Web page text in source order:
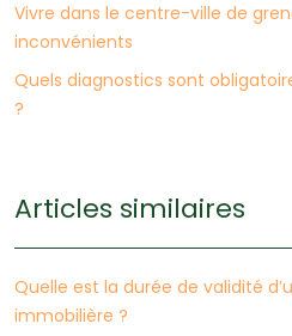
Vivre dans le centre-ville de
inconvénients
Quels diagnostics sont
?
Articles similaires
Quelle est la durée de validité
immobilière ?